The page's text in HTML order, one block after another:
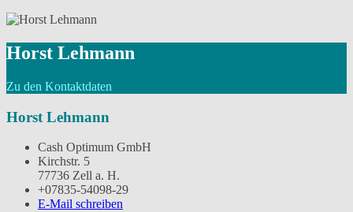
Horst Lehmann
Zu den Kontaktdaten
Horst Lehmann
Cash Optimum GmbH
Kirchstr. 5
77736 Zell a. H.
+07835-54098-29
E-Mail schreiben